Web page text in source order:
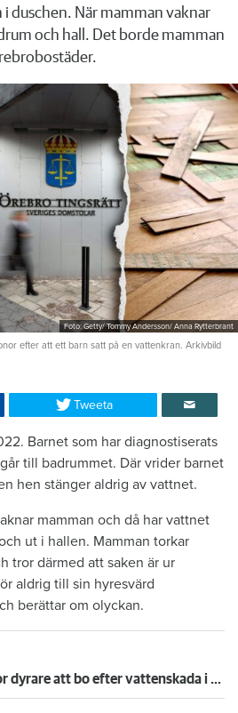
duschen. När mamman vaknar
och hall. Det borde mamman
Foto: Getty/ Tommy Andersson/ Anna Rytterbrant
efter att ett barn satt på en vattenkran. Arkivbild
Tweeta
Barnet som har diagnostiserats
till badrummet. Där vrider barnet
hen stänger aldrig av vattnet.
mamman och då har vattnet
ut i hallen. Mamman torkar
tror därmed att saken är ur
aldrig till sin hyresvärd
berättar om olyckan.
600 kronor dyrare att bo efter vattenskada i Varberg